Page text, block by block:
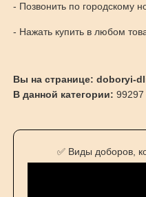
- Позвонить по городскому
- Нажать купить в любом
Вы на странице: doboryi-
В данной категории: 99297
✅ Виды доборов,